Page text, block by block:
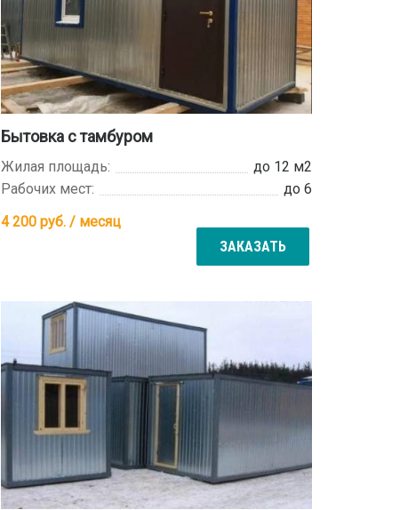
Бытовка с тамбуром
Жилая площадь:
до 12 м2
Рабочих мест:
до 6
4 200руб. / месяц
ЗАКАЗАТЬ